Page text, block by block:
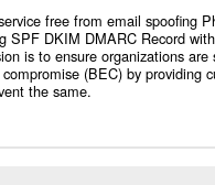
free from email spoofing
SPF DKIM DMARC Record
is to ensure organizations
(BEC) by providing
the same.